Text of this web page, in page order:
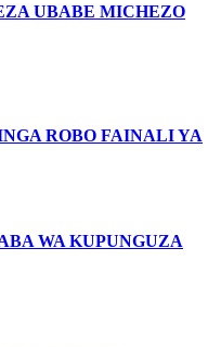
UBABE MICHEZO
ROBO FAINALI YA
WA KUPUNGUZA